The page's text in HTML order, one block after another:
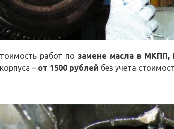
тоимость работ по замене масла в
корпуса – от 1500 рублей без учета